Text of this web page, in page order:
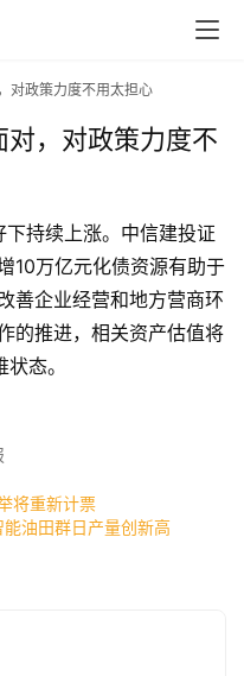
对政策力度不用太担心
对，对政策力度不
持续上涨。中信建投证
10万亿元化债资源有助于
善企业经营和地方营商环
的推进，相关资产估值将
态。
将重新计票
油田群日产量创新高